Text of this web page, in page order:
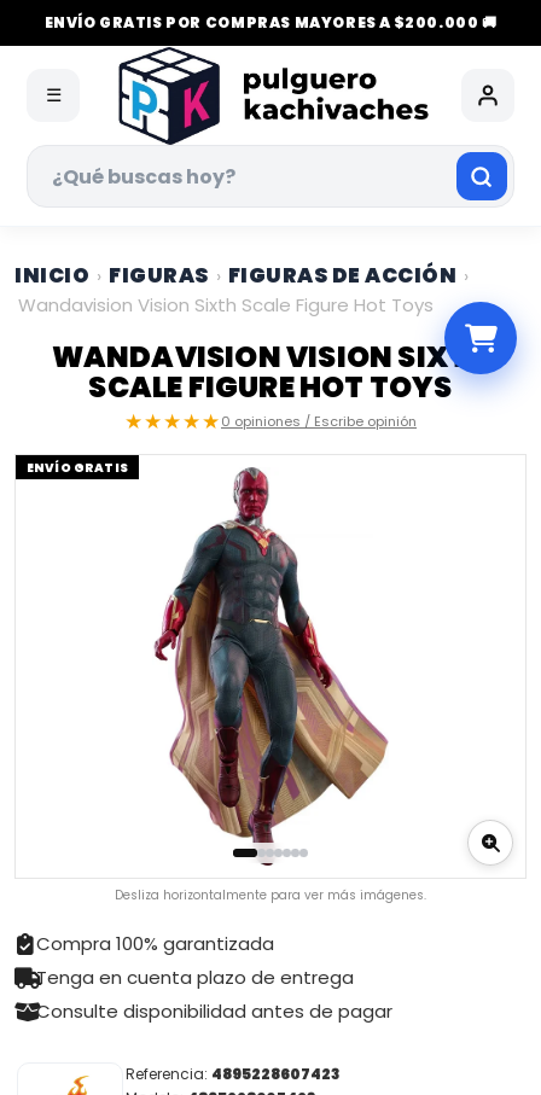
ENVÍO GRATIS POR COMPRAS MAYORES A $200.000 🚚
☰
INICIO › FIGURAS › FIGURAS DE ACCIÓN ›
Wandavision Vision Sixth Scale Figure Hot Toys
WANDAVISION VISION SIXTH
SCALE FIGURE HOT TOYS
★★★★★0 opiniones / Escribe opinión
ENVÍO GRATIS
Desliza horizontalmente para ver más imágenes.
Compra 100% garantizada
Tenga en cuenta plazo de entrega
Consulte disponibilidad antes de pagar
Referencia: 4895228607423